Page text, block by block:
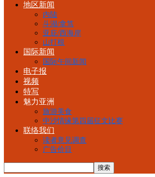
地区新闻
内陆
斗湖/拿笃
亚庇/西海岸
山打根
国际新闻
国际午间新闻
电子报
视频
特写
魅力亚洲
旅游美食
中沙情缘第四届征文比赛
联络我们
读者意见调查
广告价目